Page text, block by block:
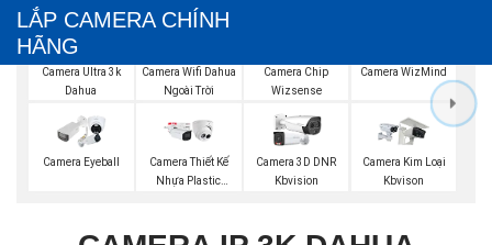
LẮP CAMERA CHÍNH
HÃNG
Camera Ultra 3k
Dahua
Camera Wifi Dahua
Ngoài Trời
Camera Chip
Wizsense
Camera WizMind
Camera Eyeball
Camera Thiết Kế
Nhựa Plastic
Camera 3D DNR
Kbvision
Camera Kim Loại
Kbvison